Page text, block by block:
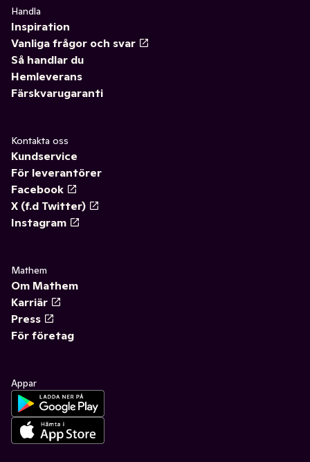
Handla
Inspiration
Vanliga frågor och svar
Så handlar du
Hemleverans
Färskvarugaranti
Kontakta oss
Kundservice
För leverantörer
Facebook
X (f.d Twitter)
Instagram
Mathem
Om Mathem
Karriär
Press
För företag
Appar